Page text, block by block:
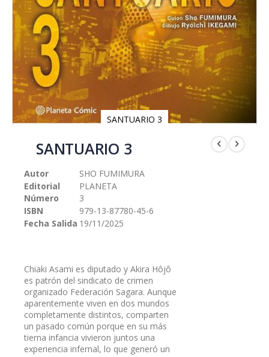
SANTUARIO 3
comienzo
galería
imágenes
SANTUARIO 3
Autor
SHO FUMIMURA
Editorial
PLANETA
Número
3
ISBN
979-13-87780-45-6
Fecha Salida 19/11/2025
Chiaki Asami es diputado y Akira Hôjô
es patrón del sindicato de crimen
organizado Federación Sagara. Aunque
aparentemente viven en dos mundos
completamente distintos, comparten
un pasado común porque en su más
tierna infancia vivieron juntos una
experiencia infernal, lo que generó un